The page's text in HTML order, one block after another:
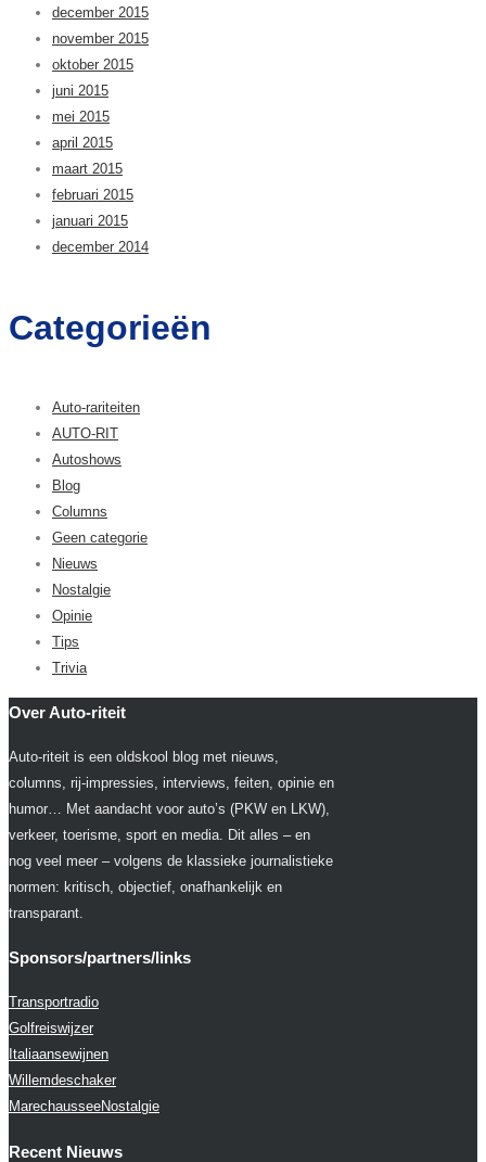
december 2015
november 2015
oktober 2015
juni 2015
mei 2015
april 2015
maart 2015
februari 2015
januari 2015
december 2014
Categorieën
Auto-rariteiten
AUTO-RIT
Autoshows
Blog
Columns
Geen categorie
Nieuws
Nostalgie
Opinie
Tips
Trivia
Over Auto-riteit
Auto-riteit is een oldskool blog met nieuws,
columns, rij-impressies, interviews, feiten, opinie en
humor… Met aandacht voor auto’s (PKW en LKW),
verkeer, toerisme, sport en media. Dit alles – en
nog veel meer – volgens de klassieke journalistieke
normen: kritisch, objectief, onafhankelijk en
transparant.
Sponsors/partners/links
Transportradio
Golfreiswijzer
Italiaansewijnen
Willemdeschaker
MarechausseeNostalgie
Recent Nieuws